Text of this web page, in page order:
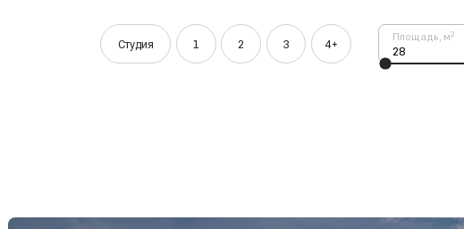
Студия 1 2 3 4+ Площадь, м2